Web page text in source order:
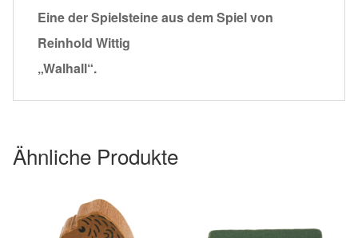
Eine der Spielsteine aus dem Spiel von
Reinhold Wittig
„Walhall“.
Ähnliche Produkte